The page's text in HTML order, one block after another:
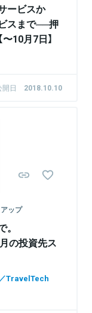
ービスか
スまで──押
10月7日】
開日 2018.10.10
ップ
の投資先ス
TravelTech